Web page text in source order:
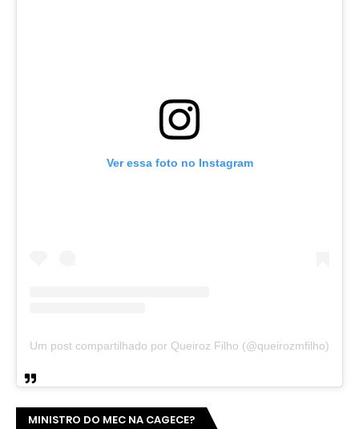
Ver essa foto no Instagram
Um post compartilhado por Queiroz Filho (@queirozmfilho)
MINISTRO DO MEC NA CAGECE?